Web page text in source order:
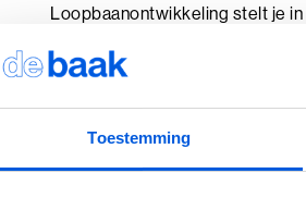
Toestemming
Loopbaanontwikkeling stelt je
bij wat je wilt bereiken, voorkom
aangaan van uitdagingen
voldoening en trots.